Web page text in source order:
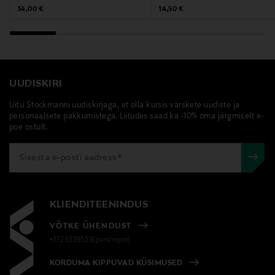
Original Price
34,00 €
Original Price
14,50 €
UUDISKIRI
Liitu Stockmanni uudiskirjaga, et olla kursis värskete uudiste ja
personaalsete pakkumistega. Liitudes saad ka -10% oma järgmiselt e-
poe ostult.
KLIENDITEENINDUS
VÕTKE ÜHENDUST
+372 6339539(pvm/mpm)
KORDUMA KIPPUVAD KÜSIMUSED